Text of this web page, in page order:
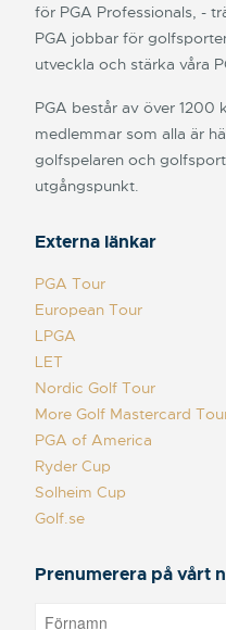
för PGA Professionals, -
PGA jobbar för
utveckla och stärka våra
PGA består av över 1200
medlemmar som alla är
golfspelaren och
utgångspunkt.
Externa länkar
PGA Tour
European Tour
LPGA
LET
Nordic Golf Tour
More Golf Mastercard
PGA of America
Ryder Cup
Solheim Cup
Golf.se
Prenumerera på vårt